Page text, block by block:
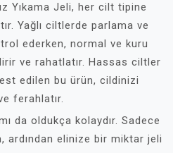
Yıkama Jeli, her cilt tipine
Yağlı ciltlerde parlama ve
ederken, normal ve kuru
ve rahatlatır. Hassas ciltler
edilen bu ürün, cildinizi
ferahlatır.
da oldukça kolaydır. Sadece
ardından elinize bir miktar jeli